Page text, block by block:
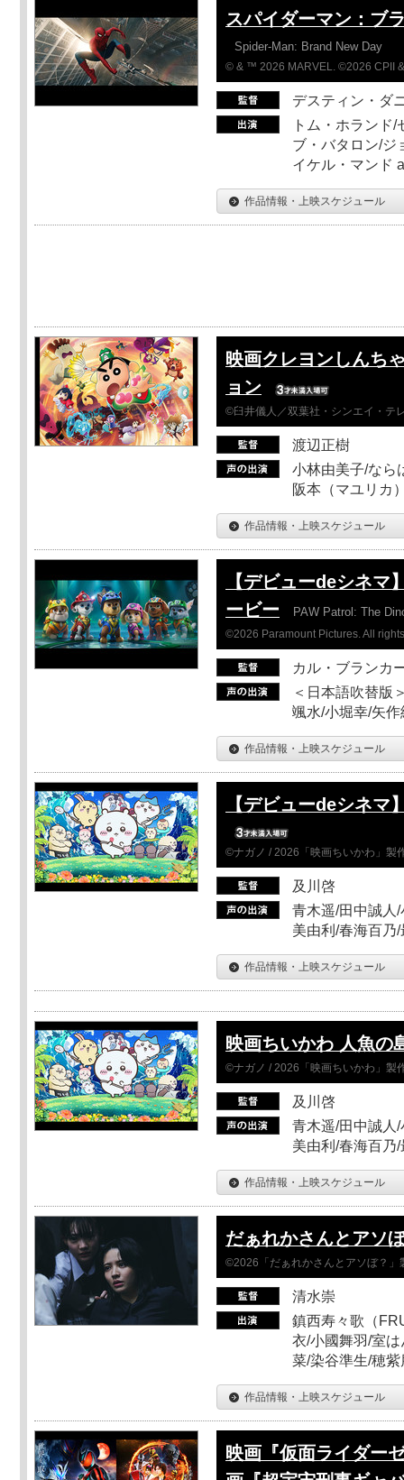
スパイダーマン：ブ
Spider-Man: Brand New Day
© & ™ 2026 MARVEL. ©2026 CPII
デスティン・ダ
トム・ホランド
ブ・バタロン/ジ
イケル・マンド
作品情報・上映スケジュール
映画クレヨンしんち
ョン
©臼井儀人／双葉社・シンエイ・テ
渡辺正樹
小林由美子/なら
阪本（マユリカ
作品情報・上映スケジュール
【デビューdeシネマ
ービー
PAW Patrol: The
©2026 Paramount Pictures. All
カル・ブランカ
＜日本語吹替版
颯水/小堀幸/矢作
作品情報・上映スケジュール
【デビューdeシネマ
©ナガノ / 2026「映画ちいかわ」製
及川啓
青木遥/田中誠人
美由利/春海百乃
作品情報・上映スケジュール
映画ちいかわ 人魚の
©ナガノ / 2026「映画ちいかわ」製
及川啓
青木遥/田中誠人
美由利/春海百乃
作品情報・上映スケジュール
だぁれかさんとアソ
©2026「だぁれかさんとアソぼ？」
清水崇
鎮西寿々歌（
衣/小國舞羽/室
菜/染谷準生/穂
作品情報・上映スケジュール
映画『仮面ライダー